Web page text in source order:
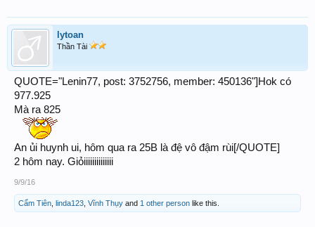
lytoan
Thần Tài
QUOTE="Lenin77, post: 3752756, member: 450136"]Hok có
977.925
Mà ra 825
An ủi huynh ui, hôm qua ra 25B là đệ vô đậm rùi[/QUOTE]
2 hôm nay. Giỏiiiiiiiiiiiiii
9/9/16
Cẩm Tiên linda123 Vĩnh Thụy and 1 other person like this.